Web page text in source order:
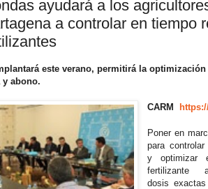
ayudará a los
a controlar en tiempo
este verano, permitirá la optimización
y abono.
CARM
Poner en
para
y optimizar
fertilizante
dosis